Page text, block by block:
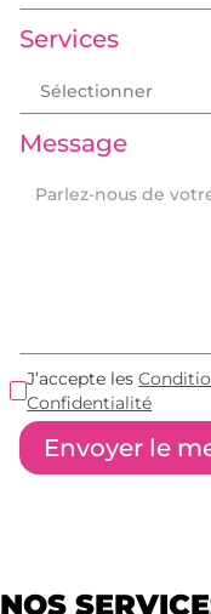
Services
Message
J’accepte les
Confidentialité
NOS